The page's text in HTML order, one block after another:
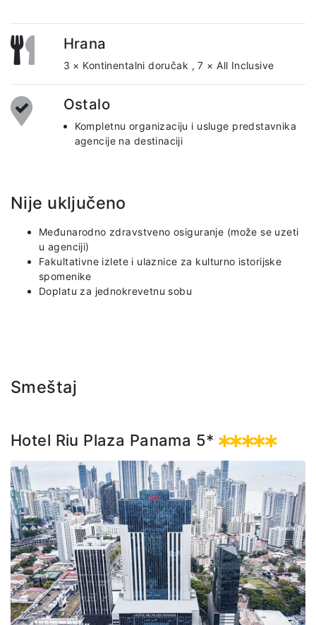
Hrana
3 × Kontinentalni doručak ,7 × All Inclusive
Ostalo
Kompletnu organizaciju i usluge predstavnika
agencije na destinaciji
Nije uključeno
Međunarodno zdravstveno osiguranje (može se uzeti
u agenciji)
Fakultativne izlete i ulaznice za kulturno istorijske
spomenike
Doplatu za jednokrevetnu sobu
Smeštaj
Hotel Riu Plaza Panama 5*